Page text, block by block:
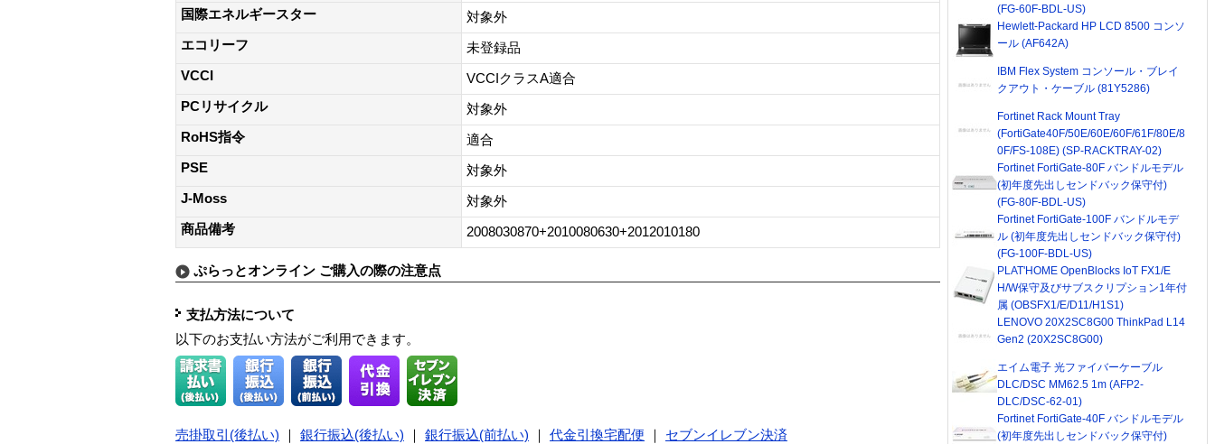
国際エネルギースター
対象外
エコリーフ
未登録品
VCCI
VCCIクラスA適合
PCリサイクル
対象外
RoHS指令
適合
PSE
対象外
J-Moss
対象外
商品備考
2008030870+2010080630+2012010180
ぷらっとオンライン ご購入の際の注意点
支払方法について
以下のお支払い方法がご利用できます。
売掛取引(後払い) 銀行振込(後払い) 銀行振込(前払い) 代金引換宅配便
セブンイレブン決済
(FG-60F-BDL-US)
Hewlett-Packard HP LCD 8500 コンソ
ール (AF642A)
IBM Flex System コンソール・ブレイ
クアウト・ケーブル (81Y5286)
Fortinet Rack Mount Tray
(FortiGate40F/50E/60E/60F/61F/80E/8
0F/FS-108E) (SP-RACKTRAY-02)
Fortinet FortiGate-80F バンドルモデル
(初年度先出しセンドバック保守付)
(FG-80F-BDL-US)
Fortinet FortiGate-100F バンドルモデ
ル (初年度先出しセンドバック保守付)
(FG-100F-BDL-US)
PLAT'HOME OpenBlocks IoT FX1/E
H/W保守及びサブスクリプション1年付
属 (OBSFX1/E/D11/H1S1)
LENOVO 20X2SC8G00 ThinkPad L14
Gen2 (20X2SC8G00)
エイム電子 光ファイバーケーブル
DLC/DSC MM62.5 1m (AFP2-
DLC/DSC-62-01)
Fortinet FortiGate-40F バンドルモデル
(初年度先出しセンドバック保守付)